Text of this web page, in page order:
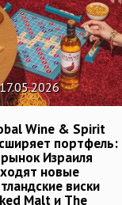
17.05.2026
Wine & Spirit
портфель:
Израиля
новые
виски
Malt и The